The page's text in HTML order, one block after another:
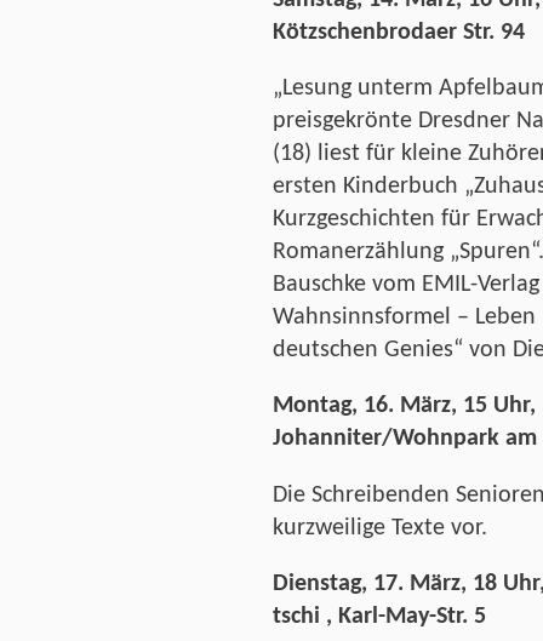
Kötzschenbrodaer Str. 94
„Lesung unterm
preisgekrönte Dresdner
(18) liest für kleine
ersten Kinderbuch
Kurzgeschichten für
Romanerzählung
Bauschke vom EMIL-
Wahnsinnsformel –
deutschen Genies“ von
Montag, 16. März, 15
Johanniter/Wohnpark am
Die Schreibenden
kurzweilige Texte vor.
Dienstag, 17. März, 18
tschi , Karl-May-Str. 5